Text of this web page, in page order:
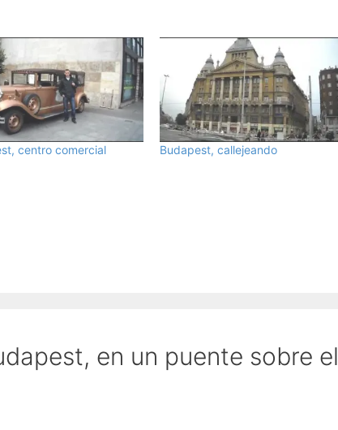
centro comercial Budapest, callejeando
en un puente sobre el